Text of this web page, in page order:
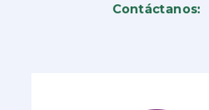
Contáctanos: